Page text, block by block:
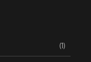
(1)